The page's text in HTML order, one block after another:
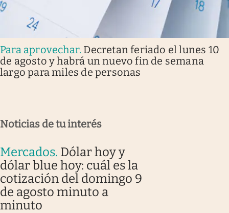
Para aprovechar. Decretan feriado el lunes 10
de agosto y habrá un nuevo fin de semana
largo para miles de personas
Noticias de tu interés
Mercados. Dólar hoy y
dólar blue hoy: cuál es la
cotización del domingo 9
de agosto minuto a
minuto